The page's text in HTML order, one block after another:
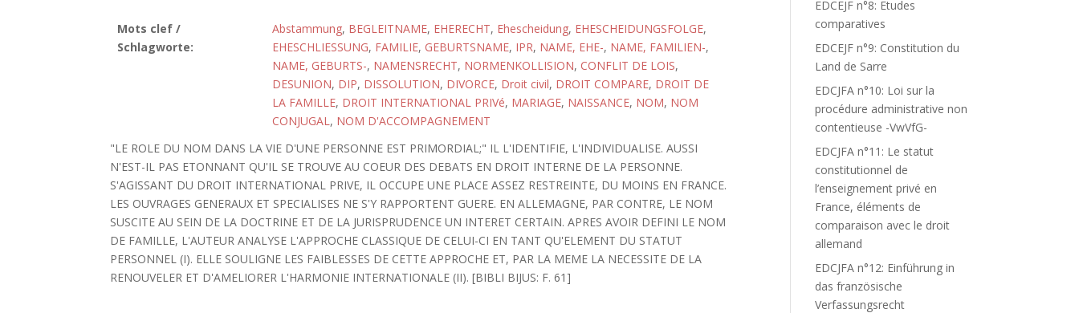
Mots clef /
Schlagworte:
Abstammung, BEGLEITNAME, EHERECHT, Ehescheidung, EHESCHEIDUNGSFOLGE,
EHESCHLIESSUNG, FAMILIE, GEBURTSNAME, IPR, NAME, EHE-, NAME, FAMILIEN-,
NAME, GEBURTS-, NAMENSRECHT, NORMENKOLLISION, CONFLIT DE LOIS,
DESUNION, DIP, DISSOLUTION, DIVORCE, Droit civil, DROIT COMPARE, DROIT DE
LA FAMILLE, DROIT INTERNATIONAL PRIVé, MARIAGE, NAISSANCE, NOM, NOM
CONJUGAL, NOM D'ACCOMPAGNEMENT
"LE ROLE DU NOM DANS LA VIE D'UNE PERSONNE EST PRIMORDIAL;" IL L'IDENTIFIE, L'INDIVIDUALISE. AUSSI
N'EST-IL PAS ETONNANT QU'IL SE TROUVE AU COEUR DES DEBATS EN DROIT INTERNE DE LA PERSONNE.
S'AGISSANT DU DROIT INTERNATIONAL PRIVE, IL OCCUPE UNE PLACE ASSEZ RESTREINTE, DU MOINS EN FRANCE.
LES OUVRAGES GENERAUX ET SPECIALISES NE S'Y RAPPORTENT GUERE. EN ALLEMAGNE, PAR CONTRE, LE NOM
SUSCITE AU SEIN DE LA DOCTRINE ET DE LA JURISPRUDENCE UN INTERET CERTAIN. APRES AVOIR DEFINI LE NOM
DE FAMILLE, L'AUTEUR ANALYSE L'APPROCHE CLASSIQUE DE CELUI-CI EN TANT QU'ELEMENT DU STATUT
PERSONNEL (I). ELLE SOULIGNE LES FAIBLESSES DE CETTE APPROCHE ET, PAR LA MEME LA NECESSITE DE LA
RENOUVELER ET D'AMELIORER L'HARMONIE INTERNATIONALE (II). [BIBLI BIJUS: F. 61]
EDCEJF n°8: Etudes
comparatives
EDCEJF n°9: Constitution du
Land de Sarre
EDCJFA n°10: Loi sur la
procédure administrative non
contentieuse -VwVfG-
EDCJFA n°11: Le statut
constitutionnel de
l’enseignement privé en
France, éléments de
comparaison avec le droit
allemand
EDCJFA n°12: Einführung in
das französische
Verfassungsrecht